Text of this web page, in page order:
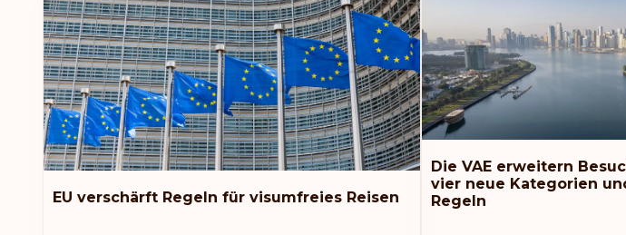
EU verschärft Regeln für visumfreies Reisen
Die VAE erweitern
vier neue Kategorien
Regeln